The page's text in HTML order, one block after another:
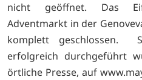
nicht geöffnet. Das
Adventmarkt in der
komplett geschlossen.
erfolgreich durchgeführt
örtliche Presse, auf